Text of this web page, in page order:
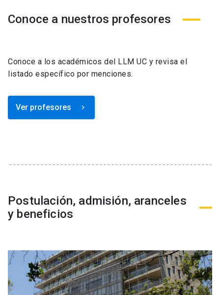
Conoce a nuestros profesores
Conoce a los académicos del LLM UC y revisa el
listado específico por menciones.
Ver profesores keyboard_arrow_right
Postulación, admisión, aranceles
y beneficios